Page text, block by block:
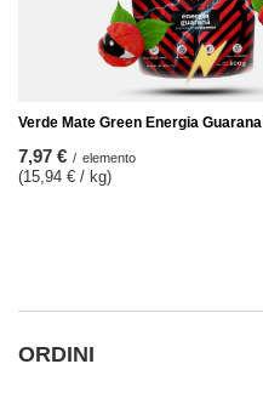
Verde Mate Green Energia
7,97 € / elemento
(15,94 € / kg)
ORDINI